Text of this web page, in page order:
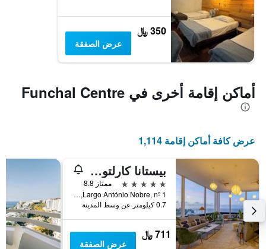
350 ﷼
عرض الصفقة
أماكن إقامة أخرى في Funchal Centre
عرض كافة أماكن إقامة 1,114
بيستانا كارلتون ماديرا أوشن ريزورت هوتل
5 نجوم
ممتاز 8.8
Largo António Nobre, nº 1, فونشال, جزر ماديرا, البرتغال
0.7 كيلومتر عن وسط المدينة
711 ﷼
عرض الصفقة